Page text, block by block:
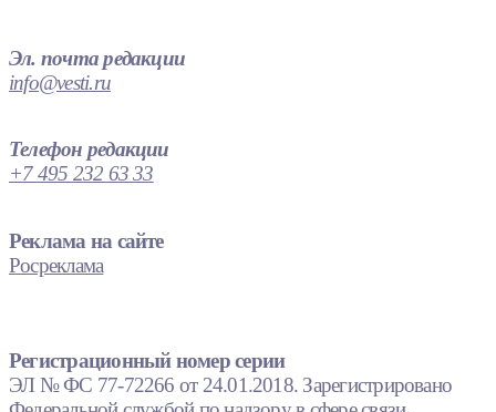
Эл. почта редакции
info@vesti.ru
Телефон редакции
+7 495 232 63 33
Реклама на сайте
Росреклама
Регистрационный номер серии
ЭЛ № ФС 77-72266 от 24.01.2018. Зарегистрировано